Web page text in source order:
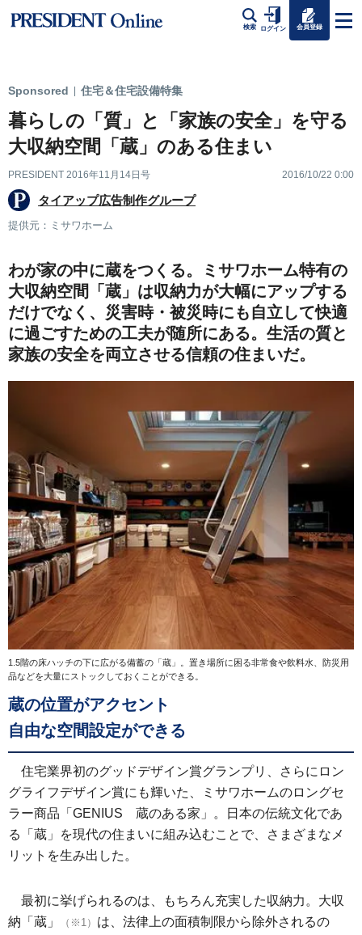
検索 ログイン 会員登録
Sponsored 住宅＆住宅設備特集
暮らしの「質」と「家族の安全」を守る
大収納空間「蔵」のある住まい
PRESIDENT 2016年11月14日号 2016/10/22 0:00
タイアップ広告制作グループ
提供元：ミサワホーム
わが家の中に蔵をつくる。ミサワホーム特有の
大収納空間「蔵」は収納力が大幅にアップする
だけでなく、災害時・被災時にも自立して快適
に過ごすための工夫が随所にある。生活の質と
家族の安全を両立させる信頼の住まいだ。
1.5階の床ハッチの下に広がる備蓄の「蔵」。置き場所に困る非常食や飲料水、防災用
品などを大量にストックしておくことができる。
蔵の位置がアクセント
自由な空間設定ができる
住宅業界初のグッドデザイン賞グランプリ、さらにロン
グライフデザイン賞にも輝いた、ミサワホームのロングセ
ラー商品「GENIUS 蔵のある家」。日本の伝統文化であ
る「蔵」を現代の住まいに組み込むことで、さまざまなメ
リットを生み出した。
最初に挙げられるのは、もちろん充実した収納力。大収
納「蔵」
（※1） は、法律上の面積制限から除外されるの